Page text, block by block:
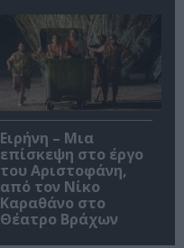
Ειρήνη – Μια
επίσκεψη στο έργο
του Αριστοφάνη,
από τον Νίκο
Καραθάνο στο
Θέατρο Βράχων